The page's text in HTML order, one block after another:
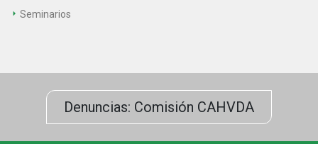
Seminarios
Denuncias: Comisión CAHVDA